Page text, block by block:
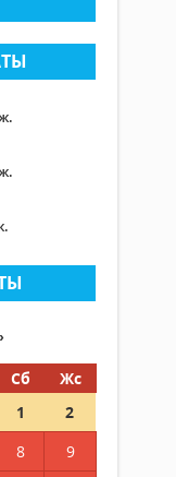
Сб
Жс
1
2
8
9